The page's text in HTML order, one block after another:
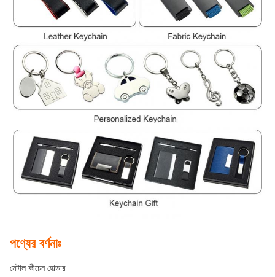
পণ্যের বর্ণনাঃ
মেটাল কীচেন হোল্ডার